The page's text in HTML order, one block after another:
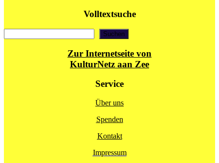
Volltextsuche
Suchen
Zur Internetseite von
KulturNetz aan Zee
Service
Über uns
Spenden
Kontakt
Impressum